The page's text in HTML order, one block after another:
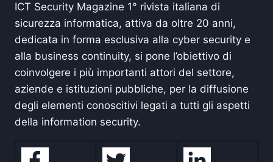
ICT Security Magazine 1° rivista italiana di
sicurezza informatica, attiva da oltre 20 anni,
dedicata in forma esclusiva alla cyber security e
alla business continuity, si pone l’obiettivo di
coinvolgere i più importanti attori del settore,
aziende e istituzioni pubbliche, per la diffusione
degli elementi conoscitivi legati a tutti gli aspetti
della information security.